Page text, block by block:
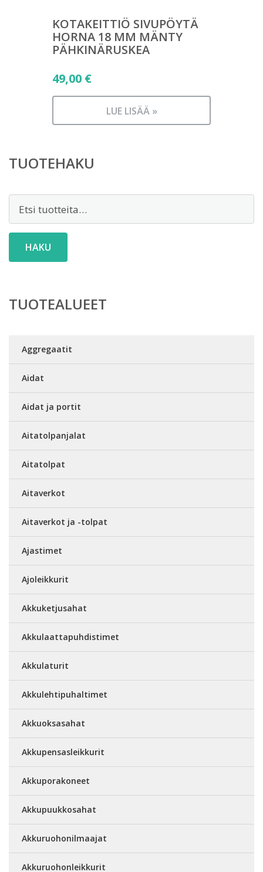
KOTAKEITTIÖ SIVUPÖYTÄ
HORNA 18 MM MÄNTY
PÄHKINÄRUSKEA
49,00 €
LUE LISÄÄ »
TUOTEHAKU
HAKU
TUOTEALUEET
Aggregaatit
Aidat
Aidat ja portit
Aitatolpanjalat
Aitatolpat
Aitaverkot
Aitaverkot ja -tolpat
Ajastimet
Ajoleikkurit
Akkuketjusahat
Akkulaattapuhdistimet
Akkulaturit
Akkulehtipuhaltimet
Akkuoksasahat
Akkupensasleikkurit
Akkuporakoneet
Akkupuukkosahat
Akkuruohonilmaajat
Akkuruohonleikkurit